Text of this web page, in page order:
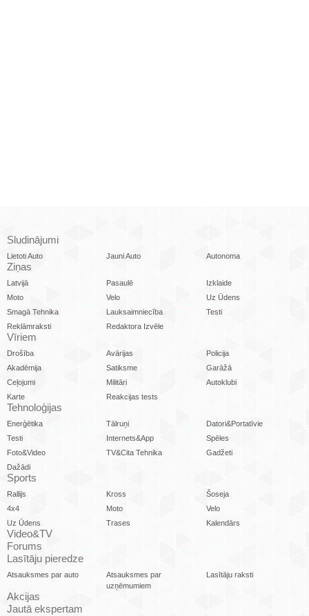
Sludinājumi
Lietoti Auto Jauni Auto Autonoma
Ziņas
Latvijā Pasaulē
Izklaide
Moto
Velo
Uz Ūdens
Smagā Tehnika
Lauksaimniecība
Testi
Reklāmraksti
Redaktora Izvēle
Vīriem
Drošība Avārijas
Policija
Akadēmija
Satiksme
Garāžā
Ceļojumi
Militāri
Autoklubi
Karte
Reakcijas tests
Tehnoloģijas
Enerģētika Tālruņi
Datori&Portatīvie
Testi
Internets&App
Spēles
Foto&Video
TV&Cita Tehnika
Gadžeti
Dažādi
Sports
Rallijs Kross
Šoseja
4x4
Moto
Velo
Uz Ūdens
Trases Kalendārs
Video&TV
Forums
Lasītāju pieredze
Atsauksmes par auto
Atsauksmes par
uzņēmumiem
Lasītāju raksti
Akcijas
Jautā ekspertam